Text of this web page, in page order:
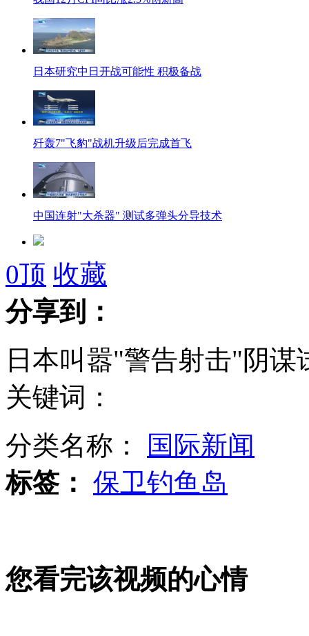
日本研究中日开战可能性 积极备战
歼轰7"飞豹"战机升级后完成首飞
中国连射"大杀器" 测试多弹头分导技术
美"后妈"逼女童吞食大量辣椒致死
解放军海空实战演练 军事底牌在手不惧日挑衅
海军舰载机部队圆满完成新年首飞
0顶 收藏
分享到：
日本叫嚣"警告射击"阴
关键词：
分类名称：
国际新闻
标签： 保卫钓鱼岛
您看完该视频的心情